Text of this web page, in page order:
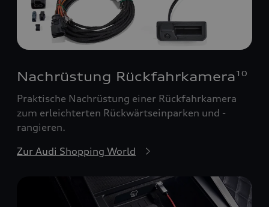
Nachrüstung Rückfahrkamera 10
Praktische Nachrüstung einer Rückfahrkamera
zum erleichterten Rückwärtseinparken und -
rangieren.
Zur Audi Shopping World